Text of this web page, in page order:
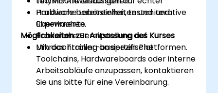
Hardware bereitstellen, testen und
überwachen.
Praktische Laboreinheiten und iterative
Experimente.
Praxisnahe Bereitstellung auf
Mikrocontroller-basierten Plattformen.
Möglichkeiten zur Anpassung des Kurses
Um das Training an spezifische
Toolchains, Hardwareboards oder interne
Arbeitsabläufe anzupassen, kontaktieren
Sie uns bitte für eine Vereinbarung.